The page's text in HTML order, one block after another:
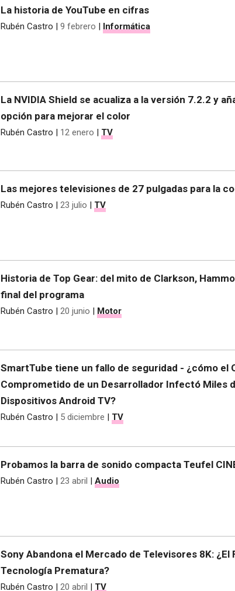
La historia de YouTube en cifras
Rubén Castro | 9 febrero | Informática
La NVIDIA Shield se acualiza a la versión 7.2.2 y
opción para mejorar el color
Rubén Castro | 12 enero | TV
Las mejores televisiones de 27 pulgadas para la
Rubén Castro 23 julio TV
Historia de Top Gear: del mito de Clarkson,
final del programa
Rubén Castro | 20 junio | Motor
SmartTube tiene un fallo de seguridad - ¿cómo el
Comprometido de un Desarrollador Infectó Miles
Dispositivos Android TV?
Rubén Castro | 5 diciembre | TV
Probamos la barra de sonido compacta Teufel
Rubén Castro | 23 abril | Audio
Sony Abandona el Mercado de Televisores 8K: ¿El
Tecnología Prematura?
Rubén Castro | 20 abril | TV